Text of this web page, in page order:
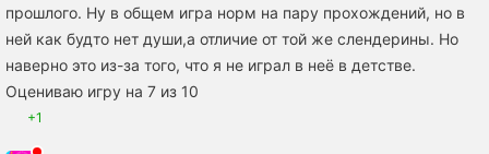
прошлого. Ну в общем игра норм на пару прохождений, но в
ней как будто нет души,а отличие от той же слендерины. Но
наверно это из-за того, что я не играл в неё в детстве.
Оцениваю игру на 7 из 10
+1